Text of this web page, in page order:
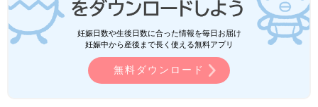
妊娠日数や生後日数に合った情報を毎日お届け
妊娠中から産後まで長く使える無料アプリ
無料ダウンロード